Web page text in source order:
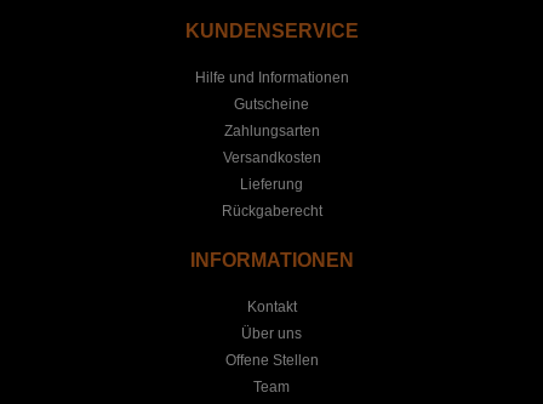
KUNDENSERVICE
Hilfe und Informationen
Gutscheine
Zahlungsarten
Versandkosten
Lieferung
Rückgaberecht
INFORMATIONEN
Kontakt
Über uns
Offene Stellen
Team